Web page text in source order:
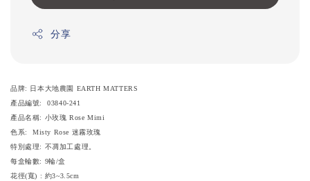
分享
品牌: 日本大地農園 EARTH MATTERS
產品編號: 03840-241
產品名稱: 小玫瑰 Rose Mimi
色系: Misty Rose 迷霧玫瑰
特別處理: 不凋加工處理。
每盒輪數: 9輪/盒
花徑(寬) : 約3~3.5cm